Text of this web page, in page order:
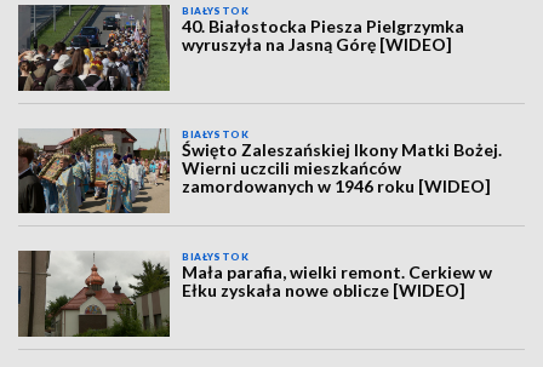
BIAŁYSTOK
40. Białostocka Piesza Pielgrzymka
wyruszyła na Jasną Górę [WIDEO]
BIAŁYSTOK
Święto Zaleszańskiej Ikony Matki Bożej.
Wierni uczcili mieszkańców
zamordowanych w 1946 roku [WIDEO]
BIAŁYSTOK
Mała parafia, wielki remont. Cerkiew w
Ełku zyskała nowe oblicze [WIDEO]